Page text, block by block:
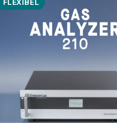
FLEXIBEL